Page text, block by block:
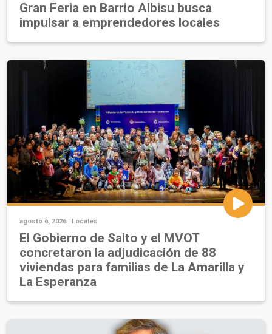
Gran Feria en Barrio Albisu busca
impulsar a emprendedores locales
agosto 6, 2026 | Locales
El Gobierno de Salto y el MVOT
concretaron la adjudicación de 88
viviendas para familias de La Amarilla y
La Esperanza